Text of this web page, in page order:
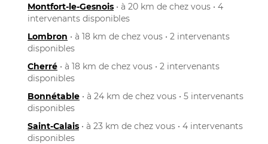
Montfort-le-Gesnois • à 20 km de chez vous • 4
intervenants disponibles
Lombron • à 18 km de chez vous • 2 intervenants
disponibles
Cherré • à 18 km de chez vous • 2 intervenants
disponibles
Bonnétable • à 24 km de chez vous • 5 intervenants
disponibles
Saint-Calais • à 23 km de chez vous • 4 intervenants
disponibles